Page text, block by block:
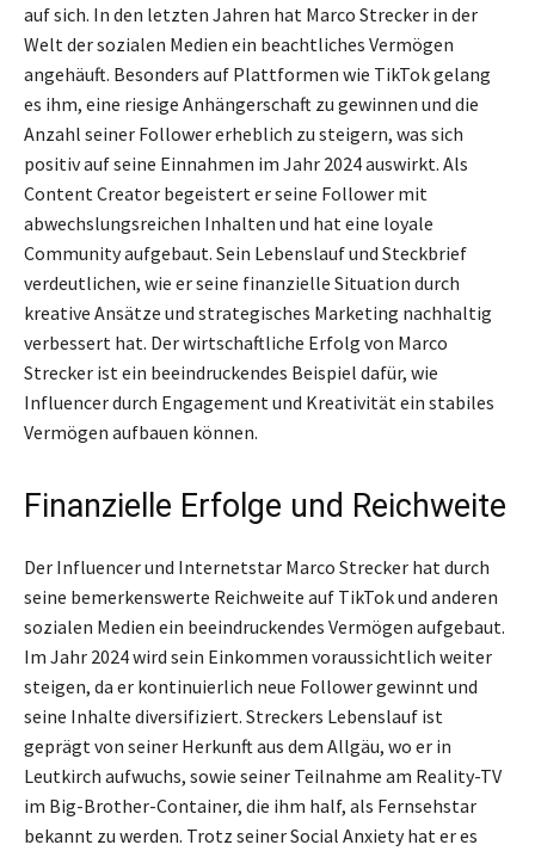
auf sich. In den letzten Jahren hat Marco Strecker in der
Welt der sozialen Medien ein beachtliches Vermögen
angehäuft. Besonders auf Plattformen wie TikTok gelang
es ihm, eine riesige Anhängerschaft zu gewinnen und die
Anzahl seiner Follower erheblich zu steigern, was sich
positiv auf seine Einnahmen im Jahr 2024 auswirkt. Als
Content Creator begeistert er seine Follower mit
abwechslungsreichen Inhalten und hat eine loyale
Community aufgebaut. Sein Lebenslauf und Steckbrief
verdeutlichen, wie er seine finanzielle Situation durch
kreative Ansätze und strategisches Marketing nachhaltig
verbessert hat. Der wirtschaftliche Erfolg von Marco
Strecker ist ein beeindruckendes Beispiel dafür, wie
Influencer durch Engagement und Kreativität ein stabiles
Vermögen aufbauen können.
Finanzielle Erfolge und Reichweite
Der Influencer und Internetstar Marco Strecker hat durch
seine bemerkenswerte Reichweite auf TikTok und anderen
sozialen Medien ein beeindruckendes Vermögen aufgebaut.
Im Jahr 2024 wird sein Einkommen voraussichtlich weiter
steigen, da er kontinuierlich neue Follower gewinnt und
seine Inhalte diversifiziert. Streckers Lebenslauf ist
geprägt von seiner Herkunft aus dem Allgäu, wo er in
Leutkirch aufwuchs, sowie seiner Teilnahme am Reality-TV
im Big-Brother-Container, die ihm half, als Fernsehstar
bekannt zu werden. Trotz seiner Social Anxiety hat er es